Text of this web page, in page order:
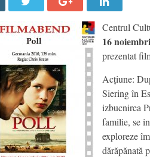
Centrul
16
prezentat
Acțiune:
Siering în
izbucnirea
familie, se
exploreze
dărăpănată